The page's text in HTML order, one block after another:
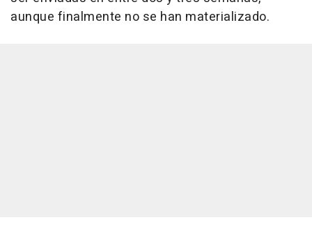
aunque finalmente no se han materializado.